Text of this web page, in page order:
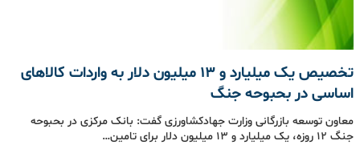
تخصیص یک میلیارد و 13 میلیون دلار به واردات کالاهای
اساسی در بحبوحه جنگ
معاون توسعه بازرگانی وزارت جهادکشاورزی گفت: بانک مرکزی در بحبوحه
جنگ 12 روزه، یک میلیارد و 13 میلیون دلار برای تامین…